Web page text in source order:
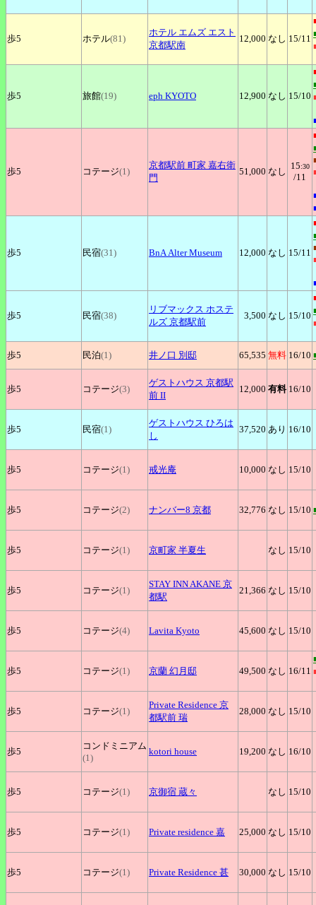
歩5 ホテル(81)
ホテル エムズ エスト
京都駅南
12,000 なし 15/11
歩5 旅館(19) eph KYOTO 12,900 なし 15/10
歩5 コテージ(1)
京都駅前 町家 嘉右衛
門
51,000 なし
15:30
/11
歩5 民宿(31) BnAAlter Museum 12,000 なし 15/11
歩5 民宿(38)
リブマックス ホステ
ルズ 京都駅前
3,500 なし 15/10
歩5 民泊(1) 井ノ口 別邸 65,535 無料 16/10
歩5 コテージ(3)
ゲストハウス 京都駅
前 II
12,000 有料 16/10
歩5 民宿(1)
ゲストハウス ひろは
し
37,520 あり 16/10
歩5 コテージ(1) 戒光庵 10,000 なし 15/10
歩5 コテージ(2) ナンバー8 京都 32,776 なし 15/10
歩5 コテージ(1) 京町家 半夏生 なし 15/10
歩5 コテージ(1)
STAY INN AKANE 京
都駅
21,366 なし 15/10
歩5 コテージ(4) Lavita Kyoto 45,600 なし 15/10
歩5 コテージ(1) 京蘭 幻月邸 49,500 なし 16/11
歩5 コテージ(1)
Private Residence 京
都駅前 瑞
28,000 なし 15/10
歩5
コンドミニアム
(1)
kotori house 19,200 なし 16/10
歩5 コテージ(1) 京御宿 蔵々 なし 15/10
歩5 コテージ(1) Private residence 嘉 25,000 なし 15/10
歩5 コテージ(1) Private Residence 甚 30,000 なし 15/10